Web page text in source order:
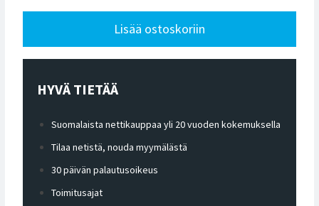
Lisää ostoskoriin
HYVÄ TIETÄÄ
Suomalaista nettikauppaa yli 20 vuoden kokemuksella
Tilaa netistä, nouda myymälästä
30 päivän palautusoikeus
Toimitusajat